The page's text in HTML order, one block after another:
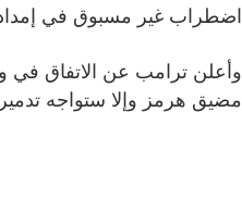
اضطراب غير مسبوق في
وأعلن ترامب عن الاتفاق في
مضيق هرمز وإلا ستواجه تدمير